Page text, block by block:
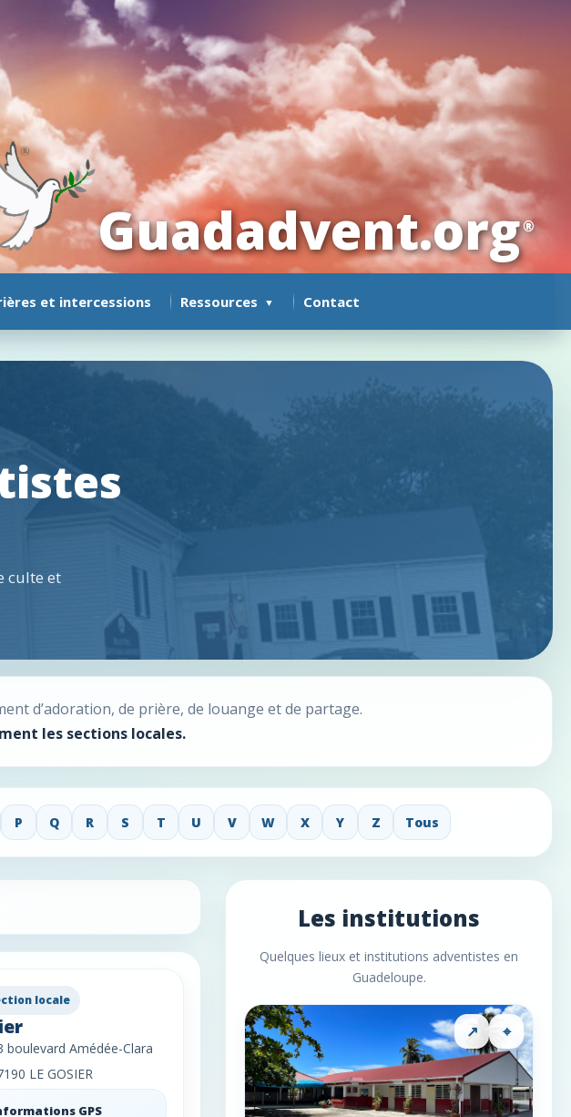
Guadadvent.org®
et intercessions Ressources ▼ Contact
culte et
d’adoration, de prière, de louange et de partage.
les sections locales.
P Q R S T U V W X Y Z Tous
locale
boulevard Amédée-Clara
LE GOSIER
GPS
Les institutions
Quelques lieux et institutions adventistes en
Guadeloupe.
↗ ⌖